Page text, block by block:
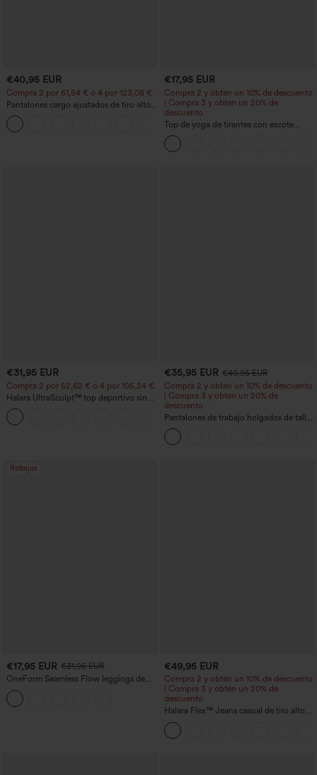
€40,95 EUR
Compra 2 por 61,54 € o 4 por 123,08 €.
Pantalones cargo ajustados de tiro alto
con múltiples bolsillos y cremallera con
botones
+10
€17,95 EUR
Compra 2 y obtén un 10% de descuento
| Compra 3 y obtén un 20% de
descuento
Top de yoga de tirantes con escote
redondo, fruncido y tacto fresco -
UPF50+
€31,95 EUR
Compra 2 por 52,62 € o 4 por 105,24 €.
Halara UltraSculpt™ top deportivo sin
mangas con escote redondo y bajo
curvo
+11
€35,95 EUR €40,95 EUR
Compra 2 y obtén un 10% de descuento
| Compra 3 y obtén un 20% de
descuento
Pantalones de trabajo holgados de talle
medio con bolsillos y pernera estilo
barril
Rebajas
€17,95 EUR €31,95 EUR
OneForm Seamless Flow leggings de
yoga de talle alto con control abdominal
y realce de glúteos
€49,95 EUR
Compra 2 y obtén un 10% de descuento
| Compra 3 y obtén un 20% de
descuento
Halara Flex™ Jeans casual de tiro alto
con control abdominal, pernera ancha y
bolsillos